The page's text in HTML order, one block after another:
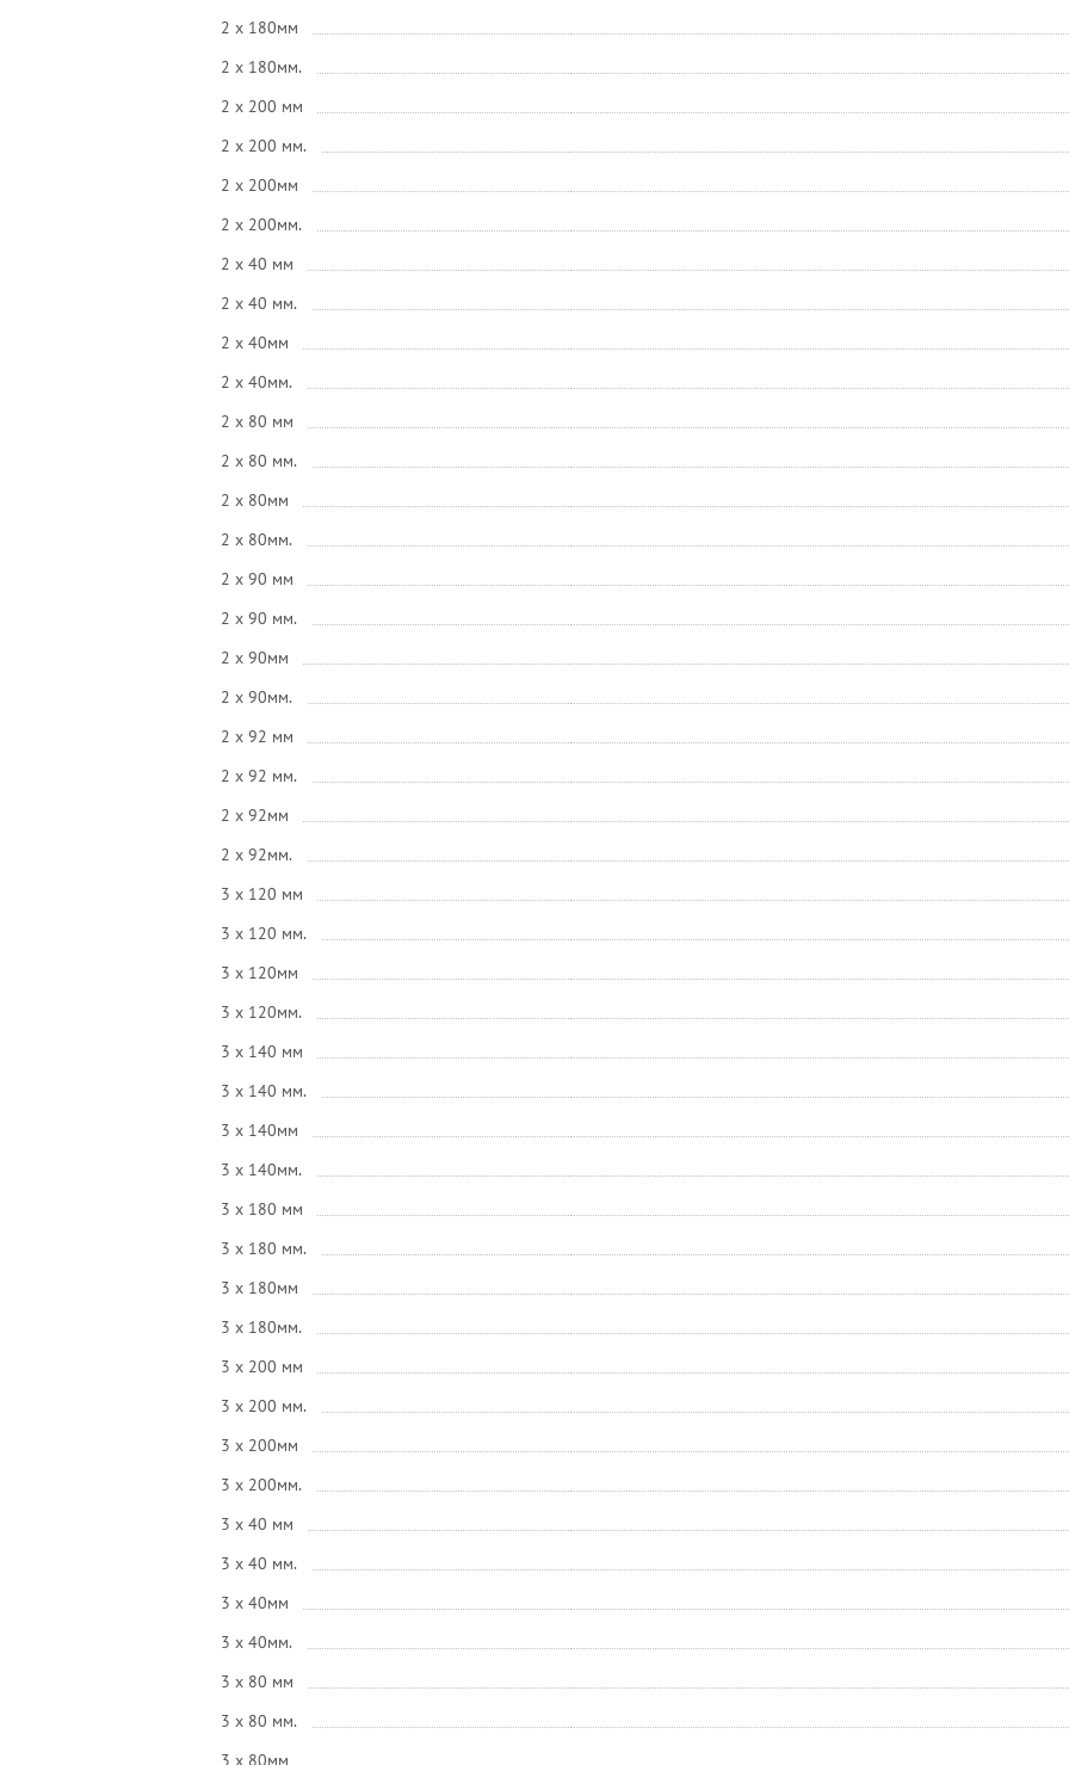
2 x 180мм
2 x 180мм.
2 x 200 мм
2 x 200 мм.
2 x 200мм
2 x 200мм.
2 x 40 мм
2 x 40 мм.
2 x 40мм
2 x 40мм.
2 x 80 мм
2 x 80 мм.
2 x 80мм
2 x 80мм.
2 x 90 мм
2 x 90 мм.
2 x 90мм
2 x 90мм.
2 x 92 мм
2 x 92 мм.
2 x 92мм
2 x 92мм.
3 x 120 мм
3 x 120 мм.
3 x 120мм
3 x 120мм.
3 x 140 мм
3 x 140 мм.
3 x 140мм
3 x 140мм.
3 x 180 мм
3 x 180 мм.
3 x 180мм
3 x 180мм.
3 x 200 мм
3 x 200 мм.
3 x 200мм
3 x 200мм.
3 x 40 мм
3 x 40 мм.
3 x 40мм
3 x 40мм.
3 x 80 мм
3 x 80 мм.
3 x 80мм